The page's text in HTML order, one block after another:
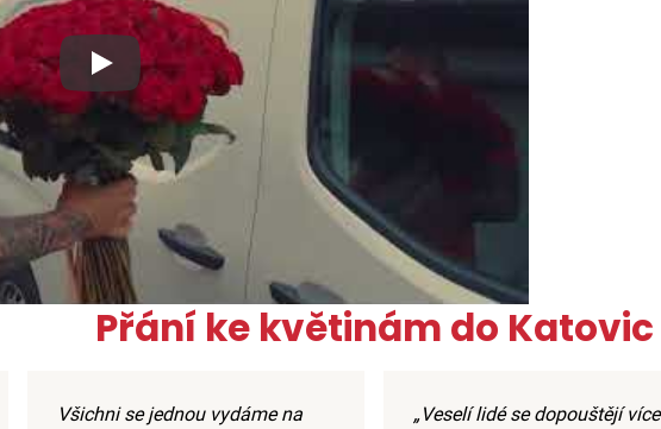
Xxx
Přání ke květinám do Katovic
Všichni se jednou vydáme na
„Veselí lidé se dopouštějí více